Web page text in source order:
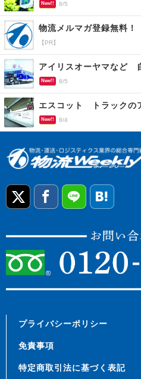
New!! 8/5
物流メルマガ登録無料！
【PR】
アイリスオーヤマなど
New!! 8/5
エスコット トラックの
New!! 8/4
プライバシーポリシー
免責事項
特定商取引法に基づく表記